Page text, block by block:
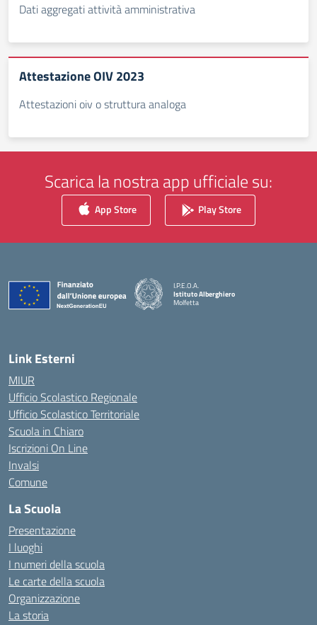
Dati aggregati attività amministrativa
Attestazione OIV 2023
Attestazioni oiv o struttura analoga
Scarica la nostra app ufficiale su:
App Store Play Store
I.P.E.O.A.
Istituto Alberghiero
Molfetta
Link Esterni
MIUR
Ufficio Scolastico Regionale
Ufficio Scolastico Territoriale
Scuola in Chiaro
Iscrizioni On Line
Invalsi
Comune
La Scuola
Presentazione
I luoghi
I numeri della scuola
Le carte della scuola
Organizzazione
La storia